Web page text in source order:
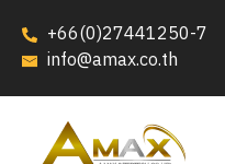
+66(0)27441250-7
info@amax.co.th